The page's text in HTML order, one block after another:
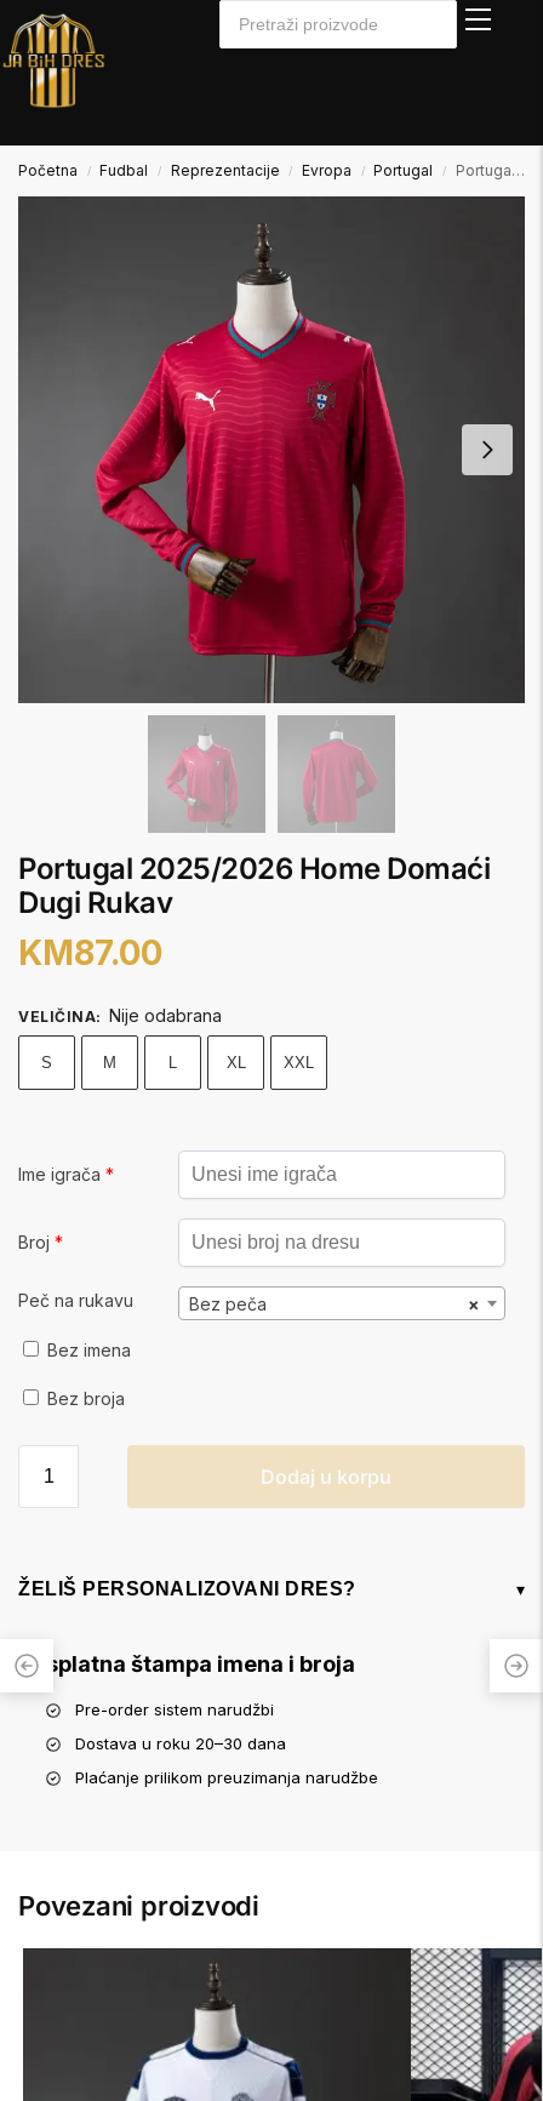
Početna / Fudbal / Reprezentacije / Evropa / Portugal / Portugal 2025/2026 Home Domaći Dugi Rukav
Portugal 2025/2026 Home Domaći
Dugi Rukav
KM87.00
VELIČINA: Nije odabrana
S M L XL XXL
Ime igrača *
Broj *
Peč na rukavu ×
Bez peča
Bez imena
Bez broja
Dodaj u korpu
ŽELIŠ PERSONALIZOVANI DRES? ▾
Besplatna štampa imena i broja
Pre-order sistem narudžbi
Dostava u roku 20–30 dana
Plaćanje prilikom preuzimanja narudžbe
Povezani proizvodi